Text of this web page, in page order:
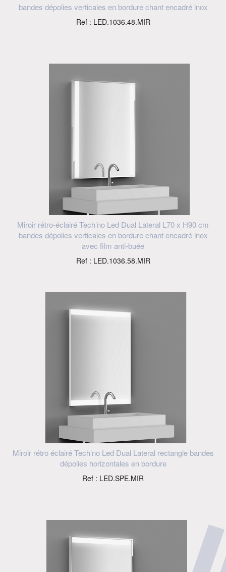
bandes dépolies verticales en bordure chant encadré inox
Ref : LED.1036.48.MIR
Miroir rétro-éclairé Tech’no Led Dual Lateral L70 x H90 cm
bandes dépolies verticales en bordure chant encadré inox
avec film anti-buée
Ref : LED.1036.58.MIR
Miroir rétro éclairé Tech’no Led Dual Lateral rectangle bandes
dépolies horizontales en bordure
Ref : LED.SPE.MIR